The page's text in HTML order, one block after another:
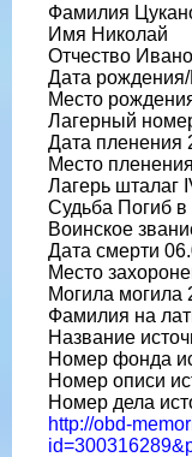
Фамилия
Имя Николай
Отчество
Дата
Место
Лагерный
Дата пленения
Место
Лагерь шталаг
Судьба Погиб в
Воинское
Дата смерти
Место
Могила могила
Фамилия на
Название
Номер фонда
Номер описи
Номер дела
http://obd-